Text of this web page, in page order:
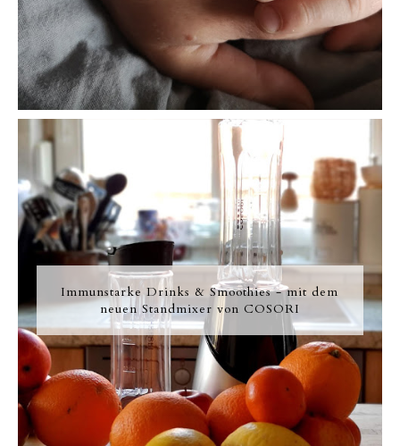
Immunstarke Drinks & Smoothies - mit dem
neuen Standmixer von COSORI